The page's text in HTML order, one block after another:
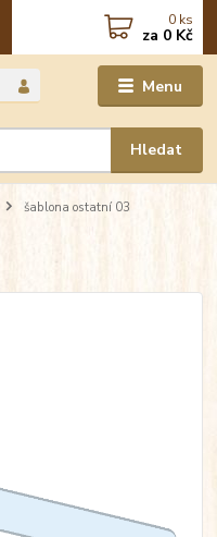
Menu
Hledat
0 ks
za 0 Kč
šablona ostatní 03